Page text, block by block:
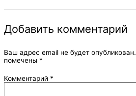
Добавить комментарий
Ваш адрес email не будет опубликован.
помечены *
Комментарий *